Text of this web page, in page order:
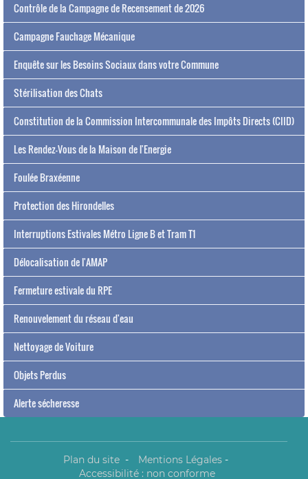
Contrôle de la Campagne de Recensement de 2026
Campagne Fauchage Mécanique
Enquête sur les Besoins Sociaux dans votre Commune
Stérilisation des Chats
Constitution de la Commission Intercommunale des Impôts Directs (CIID)
Les Rendez-Vous de la Maison de l'Energie
Foulée Braxéenne
Protection des Hirondelles
Interruptions Estivales Métro Ligne B et Tram T1
Délocalisation de l'AMAP
Fermeture estivale du RPE
Renouvelement du réseau d'eau
Nettoyage de Voiture
Objets Perdus
Alerte sécheresse
Plan du site - Mentions Légales -
Accessibilité : non conforme